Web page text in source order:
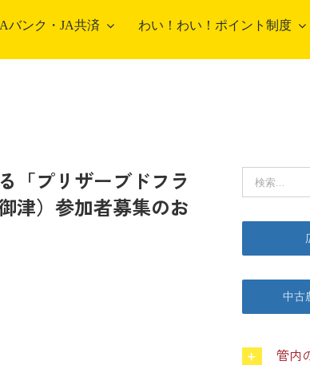
営農資材センター
営農センター
バンク・JA共済 わい！わい！ポイント制度
「プリザーブドフラ
津）参加者募集のお
索
…
中古
管内